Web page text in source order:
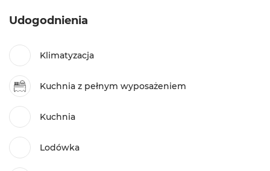
Udogodnienia
Klimatyzacja
Kuchnia z pełnym wyposażeniem
Kuchnia
Lodówka